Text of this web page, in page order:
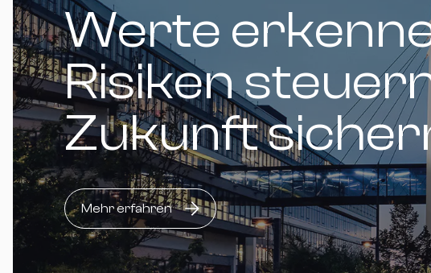
Werte
Risiken
Zukunft
Mehr erfahren